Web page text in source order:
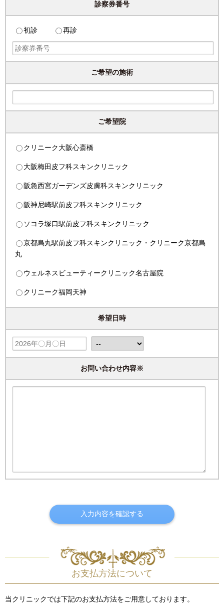
診察券番号
初診 再診
ご希望の施術
ご希望院
クリニーク大阪心斎橋
大阪梅田皮フ科スキンクリニック
阪急西宮ガーデンズ皮膚科スキンクリニック
阪神尼崎駅前皮フ科スキンクリニック
ソコラ塚口駅前皮フ科スキンクリニック
京都烏丸駅前皮フ科スキンクリニック・クリニーク京都烏
丸
ウェルネスビューティークリニック名古屋院
クリニーク福岡天神
希望日時
お問い合わせ内容※
入力内容を確認する
お支払方法について
当クリニックでは下記のお支払方法をご用意しております。